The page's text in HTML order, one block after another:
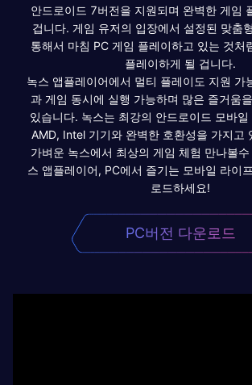
안드로이드 7버전을 지원되며 완벽한 게임
겁니다. 게임 유저의 입장에서 설정된 맞춤
통해서 마침 PC 게임 플레이하고 있는 것처
플레이하게 될 겁니다.
녹스 앱플레이어에서 멀티 플레이도 지원 가
과 게임 동시에 실행 가능하며 많은 즐거움
있습니다. 녹스는 최강의 안드로이드 모바일
AMD, Intel 기기와 완벽한 호환성을 가지고
가벼운 녹스에서 최상의 게임 체험 만나볼
스 앱플레이어, PC에서 즐기는 모바일 라이
로드하세요!
PC버전 다운로드